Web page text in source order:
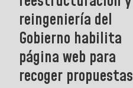
reingeniería del
Gobierno habilita
página web para
recoger propuestas